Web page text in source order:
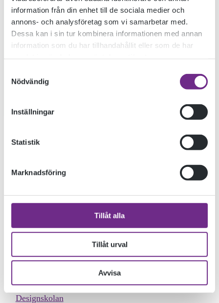
information från din enhet till de sociala medier och
annons- och analysföretag som vi samarbetar med.
Dessa kan i sin tur kombinera informationen med annan
information som du har tillhandahållit eller som de har
Nödvändig
Inställningar
Statistik
Marknadsföring
Tillåt alla
Tillåt urval
Avvisa
Konstskolan II förbereder årets stora examensutställning på
utställningsperioden.
Vernissage 21 april!
.
KATEGORIER
Allmän kurs
Designskolan